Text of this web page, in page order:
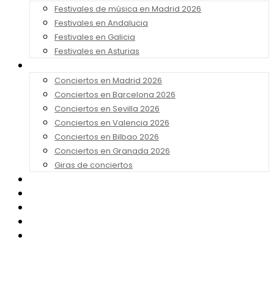
Festivales de música en Madrid 2026
Festivales en Andalucia
Festivales en Galicia
Festivales en Asturias
Conciertos en Madrid 2026
Conciertos en Barcelona 2026
Conciertos en Sevilla 2026
Conciertos en Valencia 2026
Conciertos en Bilbao 2026
Conciertos en Granada 2026
Giras de conciertos